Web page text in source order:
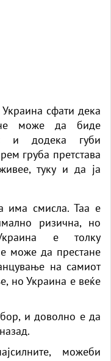
сфати дека
не може да биде
и додека губи
груба претстава
туку и да ја
има смисла. Таа е
ризична, но
е толку
може да престане
на самиот
но Украина е веќе
и доволно е да
можеби